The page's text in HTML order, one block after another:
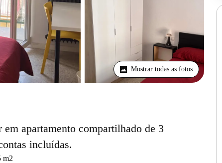
Mostrar todas as fotos
apartamento compartilhado de 3
incluídas.
m2